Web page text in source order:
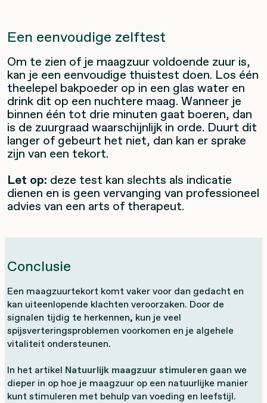
Een eenvoudige zelftest
Om te zien of je maagzuur voldoende zuur is,
kan je een eenvoudige thuistest doen. Los één
theelepel bakpoeder op in een glas water en
drink dit op een nuchtere maag. Wanneer je
binnen één tot drie minuten gaat boeren, dan
is de zuurgraad waarschijnlijk in orde. Duurt dit
langer of gebeurt het niet, dan kan er sprake
zijn van een tekort.
Let op: deze test kan slechts als indicatie
dienen en is geen vervanging van professioneel
advies van een arts of therapeut.
Conclusie
Een maagzuurtekort komt vaker voor dan gedacht en
kan uiteenlopende klachten veroorzaken. Door de
signalen tijdig te herkennen, kun je veel
spijsverteringsproblemen voorkomen en je algehele
vitaliteit ondersteunen.
In het artikel Natuurlijk maagzuur stimuleren gaan we
dieper in op hoe je maagzuur op een natuurlijke manier
kunt stimuleren met behulp van voeding en leefstijl.